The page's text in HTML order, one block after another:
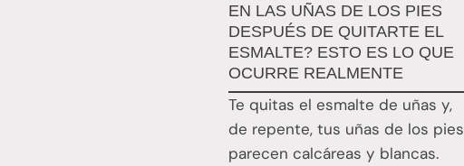
EN LAS UÑAS DE LOS PIES
DESPUÉS DE QUITARTE EL
ESMALTE? ESTO ES LO QUE
OCURRE REALMENTE
Te quitas el esmalte de uñas y,
de repente, tus uñas de los pies
parecen calcáreas y blancas.